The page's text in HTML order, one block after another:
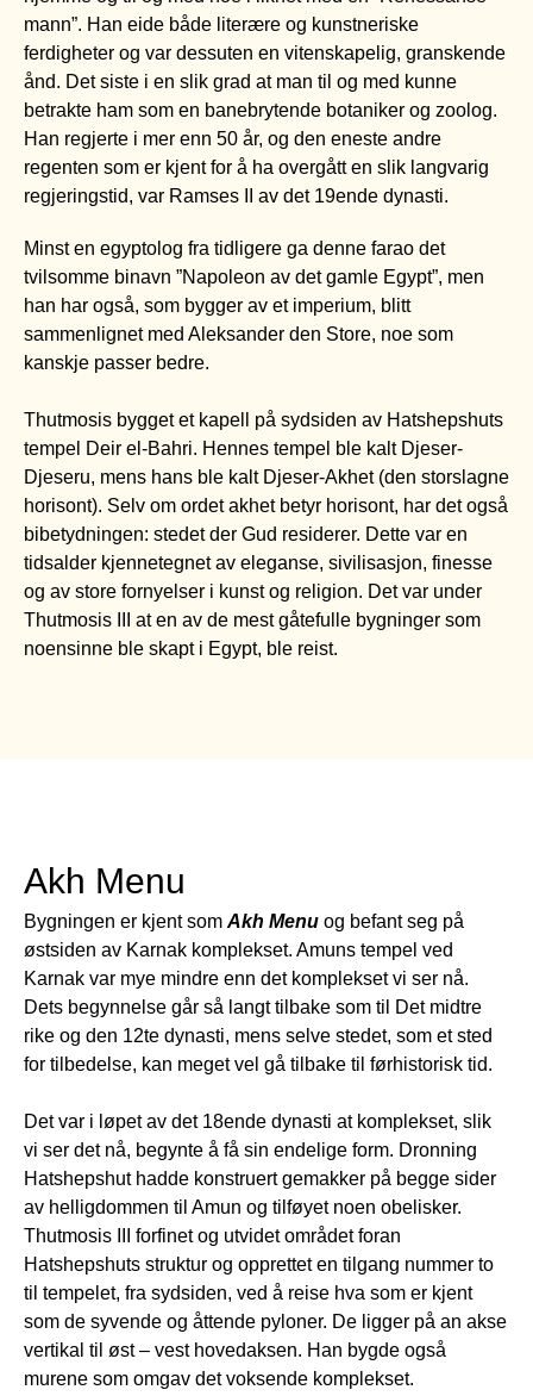
mann”. Han eide både literære og kunstneriske
ferdigheter og var dessuten en vitenskapelig, granskende
ånd. Det siste i en slik grad at man til og med kunne
betrakte ham som en banebrytende botaniker og zoolog.
Han regjerte i mer enn 50 år, og den eneste andre
regenten som er kjent for å ha overgått en slik langvarig
regjeringstid, var Ramses II av det 19ende dynasti.
Minst en egyptolog fra tidligere ga denne farao det
tvilsomme binavn ”Napoleon av det gamle Egypt”, men
han har også, som bygger av et imperium, blitt
sammenlignet med Aleksander den Store, noe som
kanskje passer bedre.
Thutmosis bygget et kapell på sydsiden av Hatshepshuts
tempel Deir el-Bahri. Hennes tempel ble kalt Djeser-
Djeseru, mens hans ble kalt Djeser-Akhet (den storslagne
horisont). Selv om ordet akhet betyr horisont, har det også
bibetydningen: stedet der Gud residerer. Dette var en
tidsalder kjennetegnet av eleganse, sivilisasjon, finesse
og av store fornyelser i kunst og religion. Det var under
Thutmosis III at en av de mest gåtefulle bygninger som
noensinne ble skapt i Egypt, ble reist.
Akh Menu
Bygningen er kjent som Akh Menu og befant seg på
østsiden av Karnak komplekset. Amuns tempel ved
Karnak var mye mindre enn det komplekset vi ser nå.
Dets begynnelse går så langt tilbake som til Det midtre
rike og den 12te dynasti, mens selve stedet, som et sted
for tilbedelse, kan meget vel gå tilbake til førhistorisk tid.
Det var i løpet av det 18ende dynasti at komplekset, slik
vi ser det nå, begynte å få sin endelige form. Dronning
Hatshepshut hadde konstruert gemakker på begge sider
av helligdommen til Amun og tilføyet noen obelisker.
Thutmosis III forfinet og utvidet området foran
Hatshepshuts struktur og opprettet en tilgang nummer to
til tempelet, fra sydsiden, ved å reise hva som er kjent
som de syvende og åttende pyloner. De ligger på an akse
vertikal til øst – vest hovedaksen. Han bygde også
murene som omgav det voksende komplekset.